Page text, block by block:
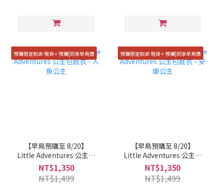
預購限定款🎁 現貨＋預購|同享早鳥價
【早鳥預購至 8/20】
Little Adventures 公主包
屁衣 - 人魚公主
NT$1,350
NT$1,499
預購限定款🎁 現貨＋預購|同享早鳥價
【早鳥預購至 8/20】
Little Adventures 公主包
屁衣 - 安娜公主
NT$1,350
NT$1,499